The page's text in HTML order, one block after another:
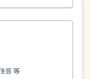
128分钟
音 等